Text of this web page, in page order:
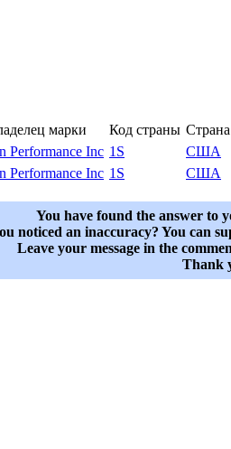
марки Код страны Страна
Performance Inc 1S США
Performance Inc 1S США
You have found the answer to
noticed an inaccuracy? You can
Leave your message in the
Thank